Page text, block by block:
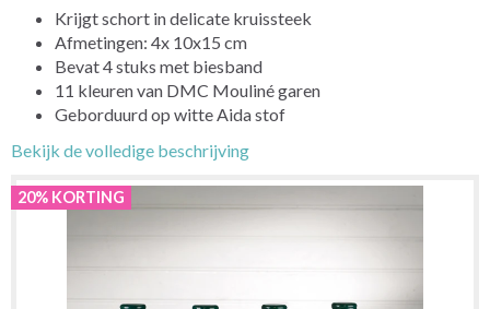
Krijgt schort in delicate kruissteek
Afmetingen: 4x 10x15 cm
Bevat 4 stuks met biesband
11 kleuren van DMC Mouliné garen
Geborduurd op witte Aida stof
Bekijk de volledige beschrijving
20% KORTING